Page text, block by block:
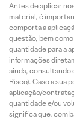
Antes de aplicar
material, é
comporta a
questão, bem
quantidade para a
informações
ainda, consultando
Risco). Caso a sua
aplicação/
quantidade e/ou
significa que, com